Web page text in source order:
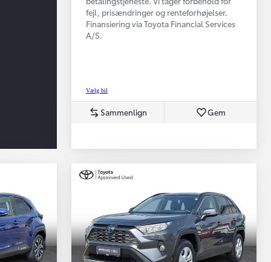
fejl, prisændringer og renteforhøjelser.
Finansiering via Toyota Financial Services
A/S.
Vælg bil
Sammenlign Gem